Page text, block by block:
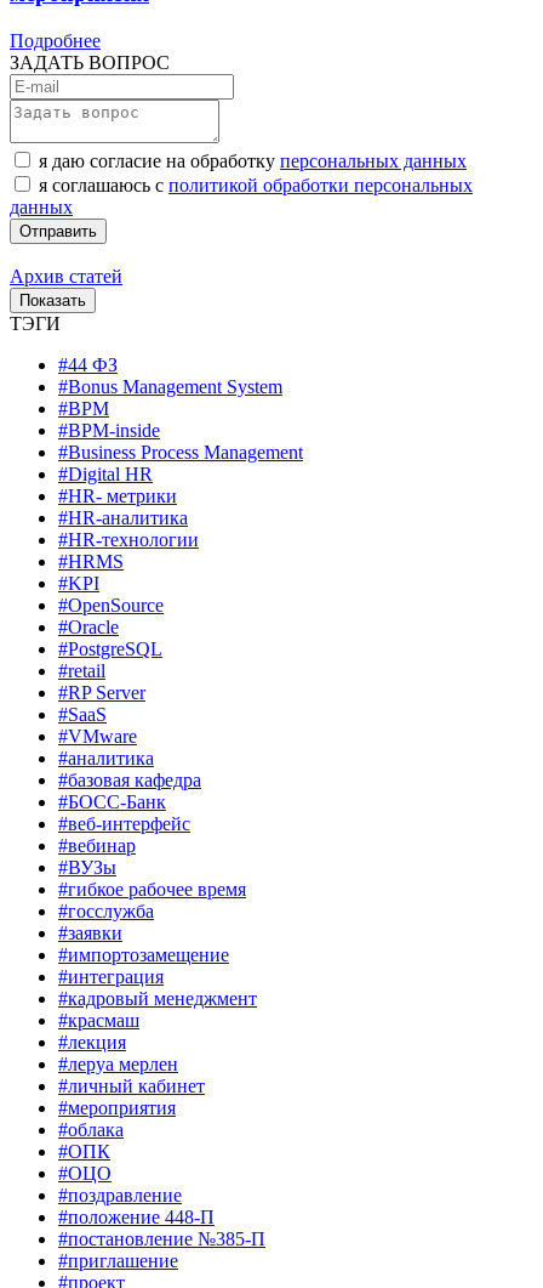
Подробнее
ЗАДАТЬ ВОПРОС
я даю согласие на обработку персональных данных
я соглашаюсь с политикой обработки персональных
данных
Архив статей
ТЭГИ
#44 ФЗ
#Bonus Management System
#BPM
#BPM-inside
#Business Process Management
#Digital HR
#HR- метрики
#HR-аналитика
#HR-технологии
#HRMS
#KPI
#OpenSource
#Oracle
#PostgreSQL
#retail
#RP Server
#SaaS
#VMware
#аналитика
#базовая кафедра
#БОСС-Банк
#веб-интерфейс
#вебинар
#ВУЗы
#гибкое рабочее время
#госслужба
#заявки
#импортозамещение
#интеграция
#кадровый менеджмент
#красмаш
#лекция
#леруа мерлен
#личный кабинет
#мероприятия
#облака
#ОПК
#ОЦО
#поздравление
#положение 448-П
#постановление №385-П
#приглашение
#проект